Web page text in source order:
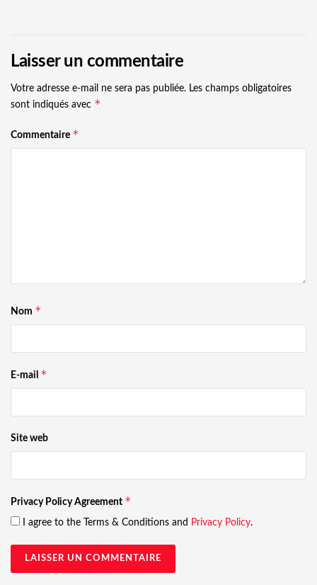
Laisser un commentaire
Votre adresse e-mail ne sera pas publiée. Les champs obligatoires
sont indiqués avec *
Commentaire *
Nom *
E-mail *
Site web
Privacy Policy Agreement *
I agree to the Terms & Conditions and Privacy Policy.